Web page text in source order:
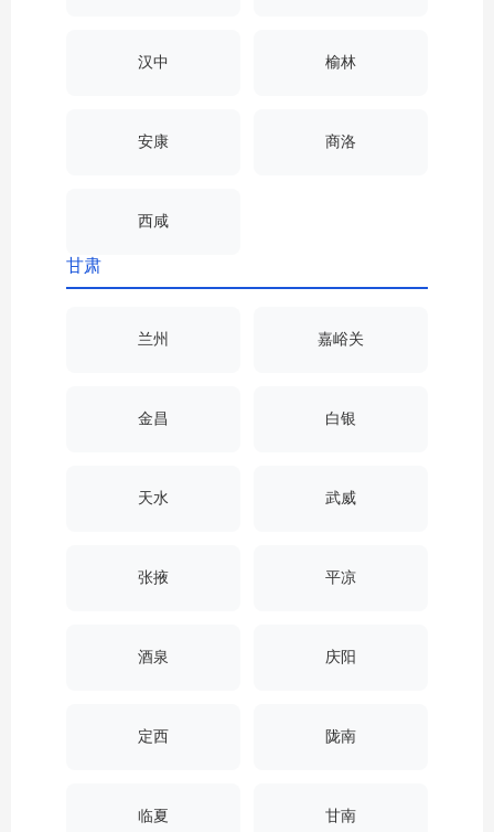
汉中 榆林
安康 商洛
西咸
甘肃
兰州 嘉峪关
金昌 白银
天水 武威
张掖 平凉
酒泉 庆阳
定西 陇南
临夏 甘南